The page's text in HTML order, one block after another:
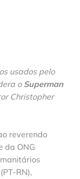
usados pelo
o Superman
Christopher
reverendo
da ONG
RN),